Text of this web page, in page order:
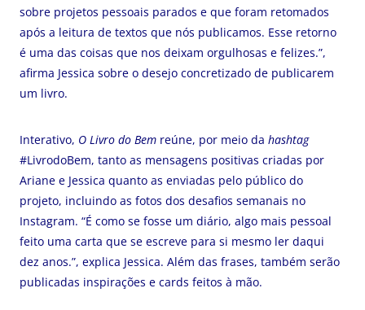
sobre projetos pessoais parados e que foram retomados
após a leitura de textos que nós publicamos. Esse retorno
é uma das coisas que nos deixam orgulhosas e felizes.”,
afirma Jessica sobre o desejo concretizado de publicarem
um livro.
Interativo, O Livro do Bem reúne, por meio da hashtag
#LivrodoBem, tanto as mensagens positivas criadas por
Ariane e Jessica quanto as enviadas pelo público do
projeto, incluindo as fotos dos desafios semanais no
Instagram. “É como se fosse um diário, algo mais pessoal
feito uma carta que se escreve para si mesmo ler daqui
dez anos.”, explica Jessica. Além das frases, também serão
publicadas inspirações e cards feitos à mão.